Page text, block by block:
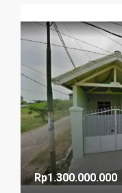
Rp1.300.000.000